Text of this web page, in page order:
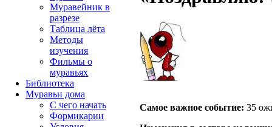
Самое важное событие: 35
Муравейник в
разрезе
Таблица лёта
Методы
изучения
Фильмы о
муравьях
Библиотека
Муравьи дома
С чего начать
Формикарии